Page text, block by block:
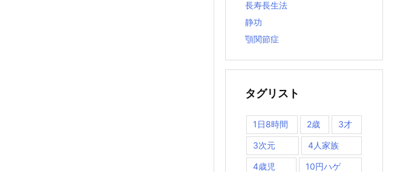
長寿長生法
静功
顎関節症
タグリスト
1日8時間 2歳 3才
3次元 4人家族
4歳児 10円ハゲ